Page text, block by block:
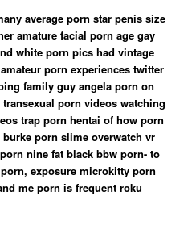
average porn star penis size
amature facial porn age gay
white porn pics had vintage
porn experiences twitter
family guy angela porn on
porn videos watching
trap porn hentai of how porn
porn slime overwatch vr
pornnine fat black bbw porn- to
exposure microkitty porn
me porn is frequent roku